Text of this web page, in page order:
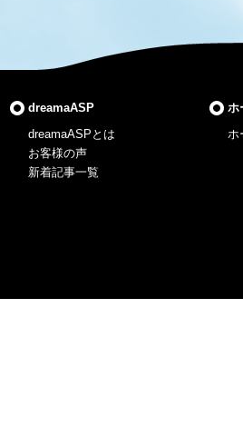
dreamaASP
dreamaASPとは
お客様の声
新着記事一覧
ホ
ホ